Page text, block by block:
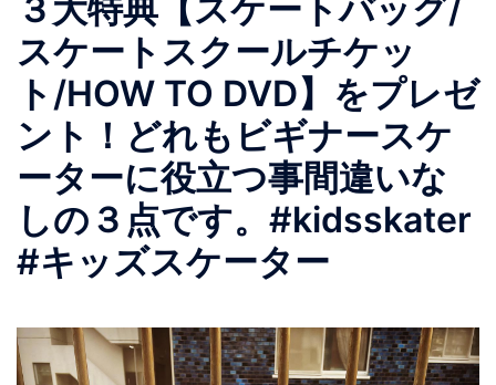
３大特典【スケートバッグ/
スケートスクールチケッ
ト/HOW TO DVD】をプレゼ
ント！どれもビギナースケ
ーターに役立つ事間違いな
しの３点です。#kidsskater
#キッズスケーター